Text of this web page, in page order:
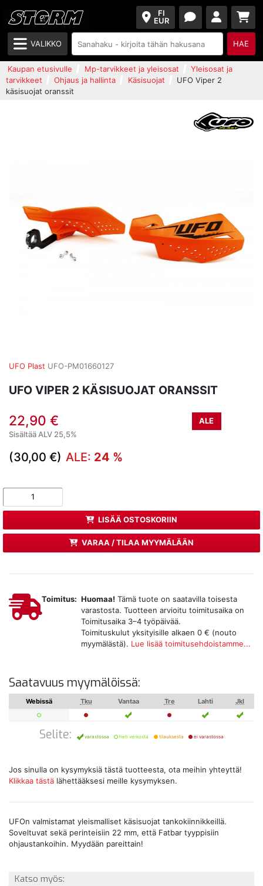
FI
EUR
VALIKKO HAE
Kaupan etusivulle Mp-tarvikkeet ja yleisosat
Yleisosat ja
tarvikkeet
Ohjaus ja hallinta Käsisuojat
UFO Viper 2
käsisuojat oranssit
UFO Plast UFO-PM01660127
UFO VIPER 2 KÄSISUOJAT ORANSSIT
22,90 €
ALE
Sisältää ALV 25,5%
(30,00 €) ALE: 24 %
LISÄÄ OSTOSKORIIN
VARAA / TILAA MYYMÄLÄÄN
Toimitus: Huomaa! Tämä tuote on saatavilla toisesta
varastosta. Tuotteen arvioitu toimitusaika on
Toimitusaika 3–4 työpäivää.
Toimituskulut yksityisille alkaen 0 € (nouto
myymälästä). Lue lisää toimitusehdoistamme...
Saatavuus myymälöissä:
Webissä Tku Vantaa Tre Lahti Jkl
Selite: varastossa heti verkosta tilauksesta ei varastossa
Jos sinulla on kysymyksiä tästä tuotteesta, ota meihin yhteyttä!
Klikkaa tästä lähettääksesi meille kysymyksen.
UFOn valmistamat yleismalliset käsisuojat tankokiinnikkeillä.
Soveltuvat sekä perinteisiin 22 mm, että Fatbar tyyppisiin
ohjaustankoihin. Myydään pareittain!
Katso myös: